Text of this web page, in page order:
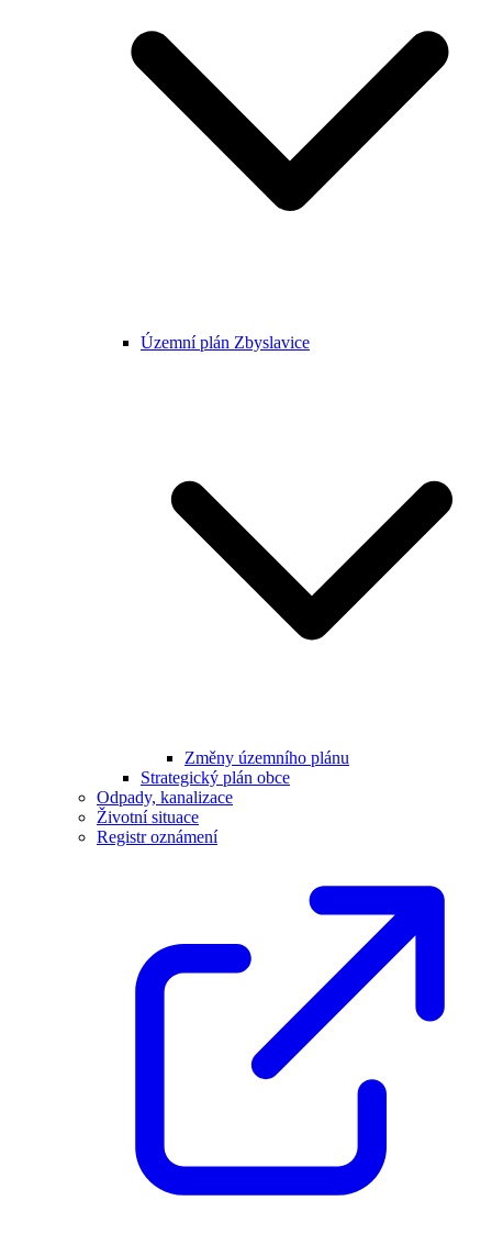
Územní plán Zbyslavice
Změny územního plánu
Strategický plán obce
Odpady, kanalizace
Životní situace
Registr oznámení